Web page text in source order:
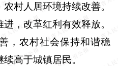
村人居环境持续改善。
，改革红利有效释放。
，农村社会保持和谐稳
高于城镇居民。